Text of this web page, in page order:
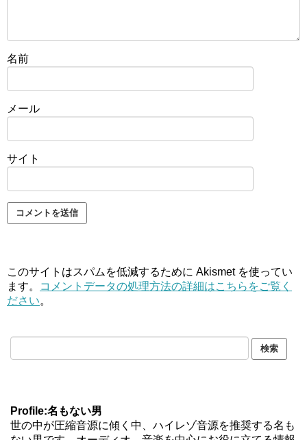
名前
メール
サイト
このサイトはスパムを低減するために Akismet を使ってい
ます。
コメントデータの処理方法の詳細はこちらをご覧く
ださい。
Profile:名もない男
世の中が圧縮音源に傾く中、ハイレゾ音源を推奨する名も